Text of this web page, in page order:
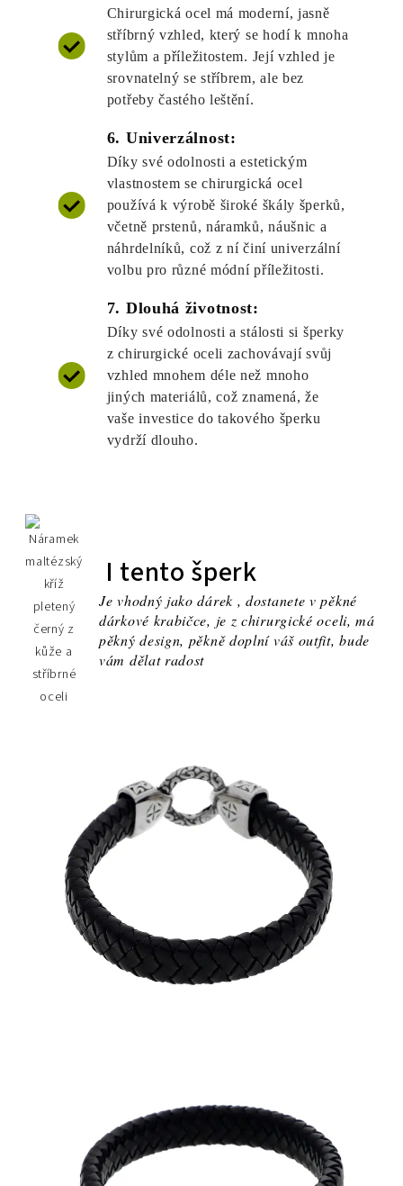
Chirurgická ocel má moderní, jasně
stříbrný vzhled, který se hodí k mnoha
stylům a příležitostem. Její vzhled je
srovnatelný se stříbrem, ale bez
potřeby častého leštění.
6. Univerzálnost:
Díky své odolnosti a estetickým
vlastnostem se chirurgická ocel
používá k výrobě široké škály šperků,
včetně prstenů, náramků, náušnic a
náhrdelníků, což z ní činí univerzální
volbu pro různé módní příležitosti.
7. Dlouhá životnost:
Díky své odolnosti a stálosti si šperky
z chirurgické oceli zachovávají svůj
vzhled mnohem déle než mnoho
jiných materiálů, což znamená, že
vaše investice do takového šperku
vydrží dlouho.
I tento šperk
Je vhodný jako dárek , dostanete v pěkné
dárkové krabičce, je z chirurgické oceli, má
pěkný design, pěkně doplní váš outfit, bude
vám dělat radost